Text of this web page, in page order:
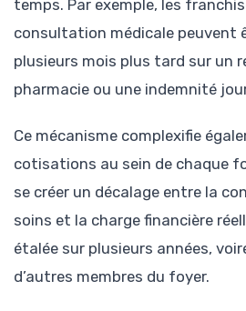
temps. Par exemple, les
consultation médicale peuvent
plusieurs mois plus tard sur un
pharmacie ou une indemnité
Ce mécanisme complexifie
cotisations au sein de chaque
se créer un décalage entre la
soins et la charge financière
étalée sur plusieurs années,
d’autres membres du foyer.